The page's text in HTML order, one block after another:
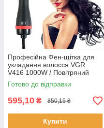
Професійна Фен-щітка для
укладання волосся VGR
V416 1000W / Повітряний
стайлер
Готово до відправки
595,10 ₴ 850,15 ₴
Купити